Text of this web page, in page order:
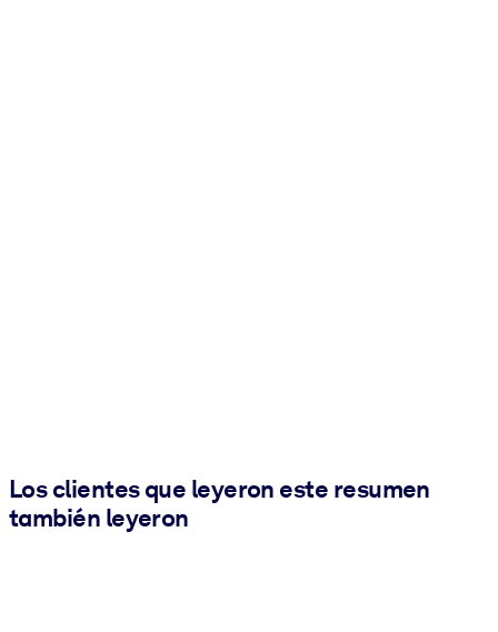
Los clientes que leyeron este resumen
también leyeron